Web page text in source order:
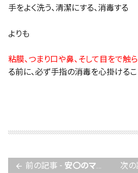
手をよく洗う、清潔にする、消毒する
よりも
粘膜、つまり口や鼻、そして目をで触
る前に、必ず手指の消毒を心掛けるこ
arrow_back 前の記事 - 安〇のマスク？ 次